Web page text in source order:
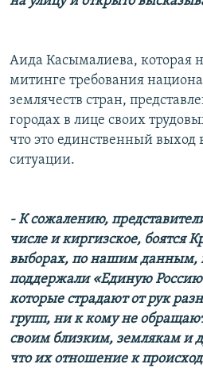
Аида Касымалиева, которая
митинге требования
землячеств стран,
городах в лице своих
что это единственный
ситуации.
- К сожалению,
числе и киргизское, боятся
выборах, по нашим данным,
поддержали «Единую
которые страдают от рук
групп, ни к кому не
своим близким, землякам и
что их отношение к